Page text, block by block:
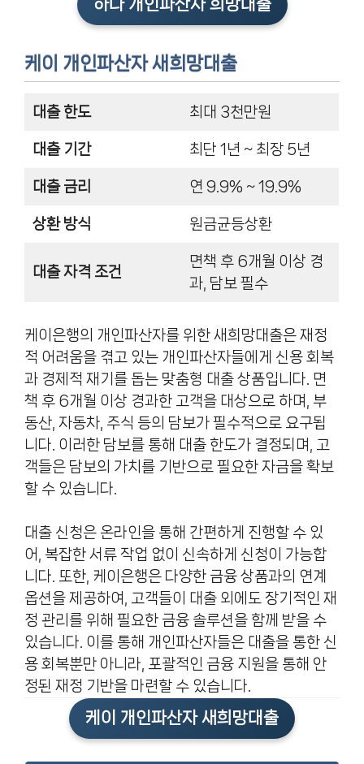
하나 개인파산자 희망대출
케이 개인파산자 새희망대출
대출 한도 최대 3천만원
대출 기간 최단 1년 ~ 최장 5년
대출 금리 연 9.9% ~ 19.9%
상환 방식 원금균등상환
대출 자격 조건
면책 후 6개월 이상 경
과, 담보 필수
케이은행의 개인파산자를 위한 새희망대출은 재정
적 어려움을 겪고 있는 개인파산자들에게 신용 회복
과 경제적 재기를 돕는 맞춤형 대출 상품입니다. 면
책 후 6개월 이상 경과한 고객을 대상으로 하며, 부
동산, 자동차, 주식 등의 담보가 필수적으로 요구됩
니다. 이러한 담보를 통해 대출 한도가 결정되며, 고
객들은 담보의 가치를 기반으로 필요한 자금을 확보
할 수 있습니다.
대출 신청은 온라인을 통해 간편하게 진행할 수 있
어, 복잡한 서류 작업 없이 신속하게 신청이 가능합
니다. 또한, 케이은행은 다양한 금융 상품과의 연계
옵션을 제공하여, 고객들이 대출 외에도 장기적인 재
정 관리를 위해 필요한 금융 솔루션을 함께 받을 수
있습니다. 이를 통해 개인파산자들은 대출을 통한 신
용 회복뿐만 아니라, 포괄적인 금융 지원을 통해 안
정된 재정 기반을 마련할 수 있습니다.
케이 개인파산자 새희망대출